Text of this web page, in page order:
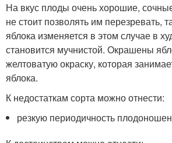
На вкус плоды очень хорошие,
не стоит позволять им перезревать,
яблока изменяется в этом случае в
становится мучнистой. Окрашены
желтоватую окраску, которая
яблока.
К недостаткам сорта можно отнести:
резкую периодичность